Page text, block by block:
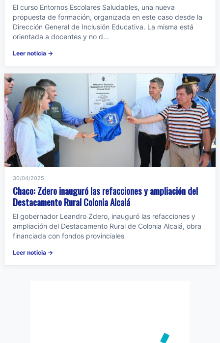
El curso Entornos Escolares Saludables, una nueva
propuesta de formación, organizada en este caso desde la
Dirección General de Inclusión Educativa. La misma está
orientada a docentes y no d...
Leer noticia →
30/04/2025
Chaco: Zdero inauguró las refacciones y ampliación del
Destacamento Rural Colonia Alcalá
El gobernador Leandro Zdero, inauguró las refacciones y
ampliación del Destacamento Rural de Colonia Alcalá, obra
financiada con fondos provinciales
Leer noticia →